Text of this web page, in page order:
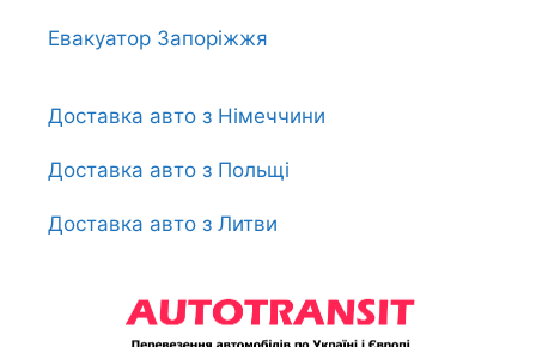
Евакуатор Запоріжжя
Доставка авто з Німеччини
Доставка авто з Польщі
Доставка авто з Литви